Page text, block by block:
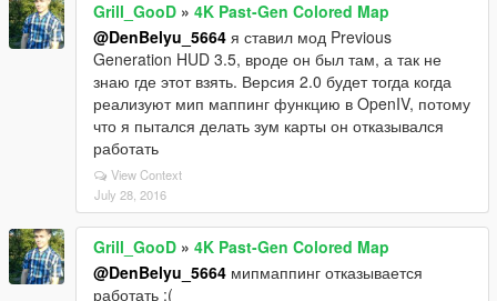
Grill_GooD » 4K Past-Gen Colored Map
@DenBelyu_5664 я ставил мод Previous
Generation HUD 3.5, вроде он был там, а так не
знаю где этот взять. Версия 2.0 будет тогда когда
реализуют мип маппинг функцию в OpenIV, потому
что я пытался делать зум карты он отказывался
работать
View Context
July 28, 2016
Grill_GooD » 4K Past-Gen Colored Map
@DenBelyu_5664 мипмаппинг отказывается
работать :(